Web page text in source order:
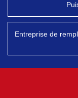
Entreprise de